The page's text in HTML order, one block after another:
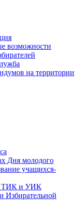
возможности
на территории
Дня молодого
учащихся-
ТИК и УИК
Избирательной